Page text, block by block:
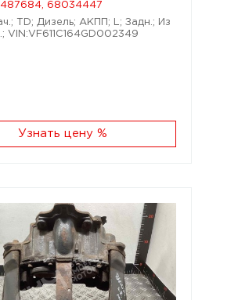
68034447
TD; Дизель; АКПП; L; Задн.; Из
VIN:VF611C164GD002349
Узнать цену %